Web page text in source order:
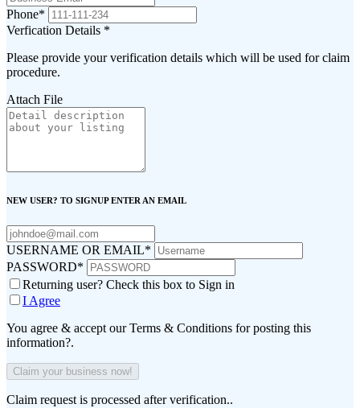
Phone*
Verfication Details *
Please provide your verification details which will be used for claim
procedure.
Attach File
NEW USER? TO SIGNUP ENTER AN EMAIL
USERNAME OR EMAIL*
PASSWORD*
Returning user? Check this box to Sign in
I Agree
You agree & accept our Terms & Conditions for posting this
information?.
Claim request is processed after verification..